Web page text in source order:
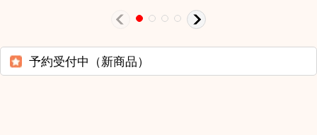
予約受付中（新商品）